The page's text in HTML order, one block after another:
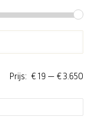
Prijs: € 19 — € 3.650